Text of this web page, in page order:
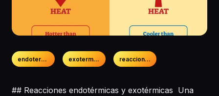
endotermicas exotermicas reacciones
## Reacciones endotérmicas y exotérmicas Una